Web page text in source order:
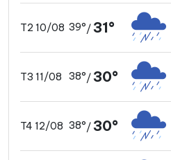
T2 10/08 39°/31°
T3 11/08 38°/30°
T4 12/08 38°/30°